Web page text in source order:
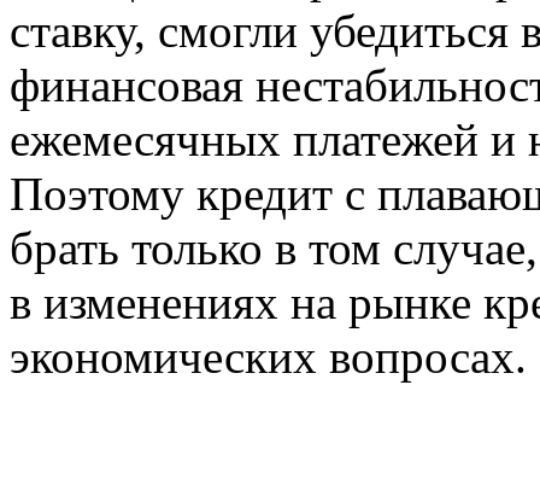
ставку, смогли убедиться
финансовая
ежемесячных платежей и
Поэтому кредит с
брать только в том
в изменениях на рынке
экономических вопросах.